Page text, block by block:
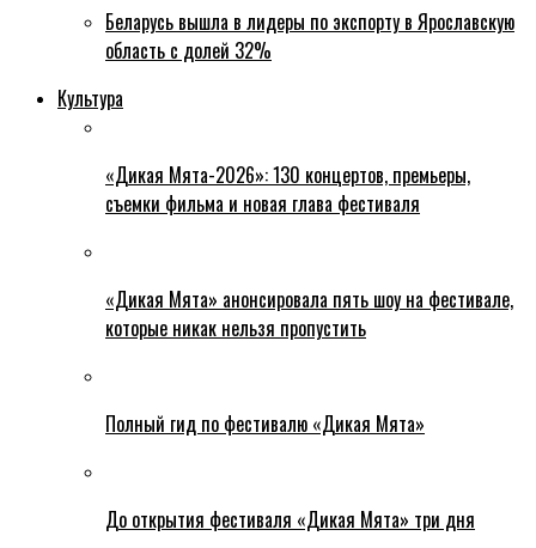
Беларусь вышла в лидеры по экспорту в Ярославскую
область с долей 32%
Культура
«Дикая Мята-2026»: 130 концертов, премьеры,
съемки фильма и новая глава фестиваля
«Дикая Мята» анонсировала пять шоу на фестивале,
которые никак нельзя пропустить
Полный гид по фестивалю «Дикая Мята»
До открытия фестиваля «Дикая Мята» три дня